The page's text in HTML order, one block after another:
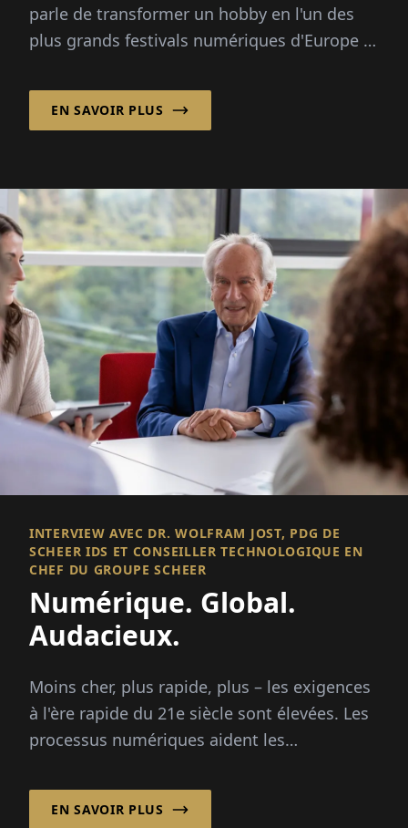
parle de transformer un hobby en l'un des
plus grands festivals numériques d'Europe :
pas de grand plan.
EN SAVOIR PLUS
INTERVIEW AVEC DR. WOLFRAM JOST, PDG DE
SCHEER IDS ET CONSEILLER TECHNOLOGIQUE EN
CHEF DU GROUPE SCHEER
Numérique. Global.
Audacieux.
Moins cher, plus rapide, plus – les exigences
à l'ère rapide du 21e siècle sont élevées. Les
processus numériques aident les
EN SAVOIR PLUS